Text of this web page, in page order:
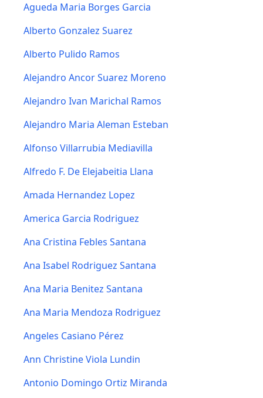
Agueda Maria Borges Garcia
Alberto Gonzalez Suarez
Alberto Pulido Ramos
Alejandro Ancor Suarez Moreno
Alejandro Ivan Marichal Ramos
Alejandro Maria Aleman Esteban
Alfonso Villarrubia Mediavilla
Alfredo F. De Elejabeitia Llana
Amada Hernandez Lopez
America Garcia Rodriguez
Ana Cristina Febles Santana
Ana Isabel Rodriguez Santana
Ana Maria Benitez Santana
Ana Maria Mendoza Rodriguez
Angeles Casiano Pérez
Ann Christine Viola Lundin
Antonio Domingo Ortiz Miranda